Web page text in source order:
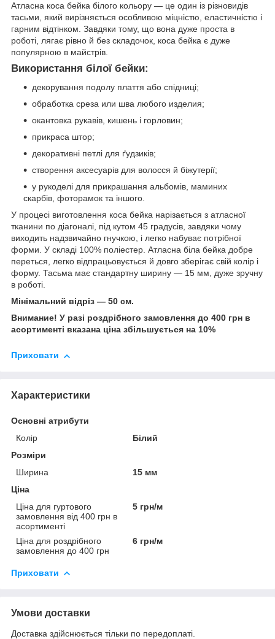
Атласна коса бейка білого кольору — це один із різновидів
тасьми, який вирізняється особливою міцністю, еластичністю і
гарним відтінком. Завдяки тому, що вона дуже проста в
роботі, лягає рівно й без складочок, коса бейка є дуже
популярною в майстрів.
Використання білої бейки:
декорування подолу плаття або спідниці;
обработка среза или шва любого изделия;
окантовка рукавів, кишень і горловин;
прикраса штор;
декоративні петлі для ґудзиків;
створення аксесуарів для волосся й біжутерії;
у рукоделі для прикрашання альбомів, маминих
скарбів, фоторамок та іншого.
У процесі виготовлення коса бейка нарізається з атласної
тканини по діагоналі, під кутом 45 градусів, завдяки чому
виходить надзвичайно гнучкою, і легко набуває потрібної
форми. У складі 100% поліестер. Атласна біла бейка добре
переться, легко відпрацьовується й довго зберігає свій колір і
форму. Тасьма має стандартну ширину — 15 мм, дуже зручну
в роботі.
Мінімальний відріз — 50 см.
Внимание! У разі роздрібного замовлення до 400 грн в
асортименті вказана ціна збільшується на 10%
Приховати
Характеристики
Основні атрибути
Колір
Білий
Розміри
Ширина
15 мм
Ціна
Ціна для гуртового
замовлення від 400 грн в
асортименті
5 грн/м
Ціна для роздрібного
замовлення до 400 грн
6 грн/м
Приховати
Умови доставки
Доставка здійснюється тільки по передоплаті.